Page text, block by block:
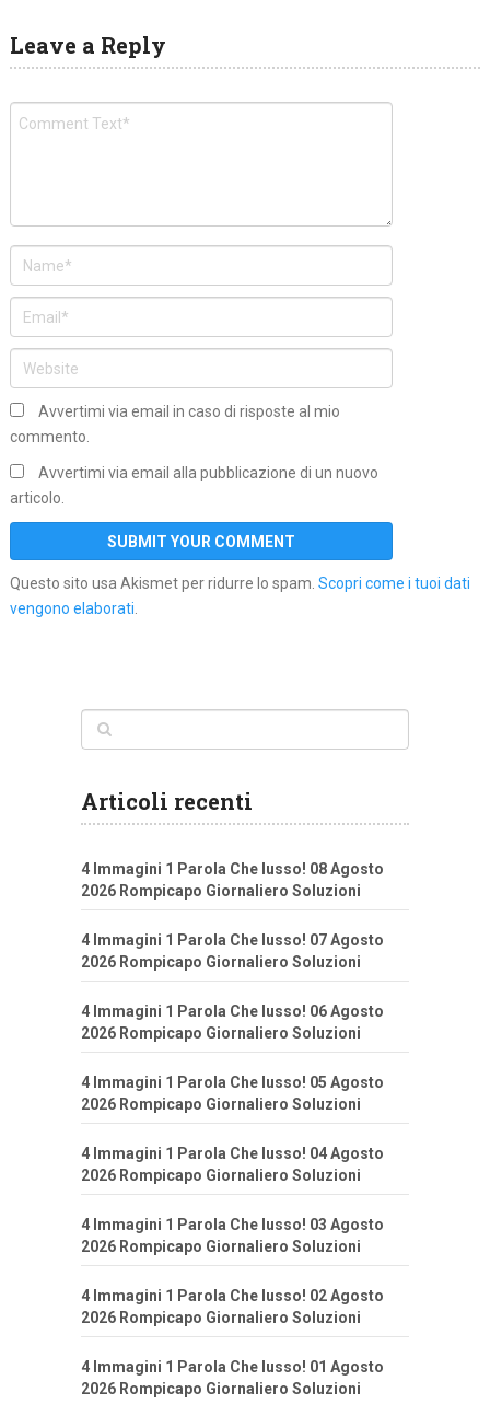
Leave a Reply
Avvertimi via email in caso di risposte al mio
commento.
Avvertimi via email alla pubblicazione di un nuovo
articolo.
Questo sito usa Akismet per ridurre lo spam. Scopri come i tuoi dati
vengono elaborati.
Articoli recenti
4 Immagini 1 Parola Che lusso! 08 Agosto
2026 Rompicapo Giornaliero Soluzioni
4 Immagini 1 Parola Che lusso! 07 Agosto
2026 Rompicapo Giornaliero Soluzioni
4 Immagini 1 Parola Che lusso! 06 Agosto
2026 Rompicapo Giornaliero Soluzioni
4 Immagini 1 Parola Che lusso! 05 Agosto
2026 Rompicapo Giornaliero Soluzioni
4 Immagini 1 Parola Che lusso! 04 Agosto
2026 Rompicapo Giornaliero Soluzioni
4 Immagini 1 Parola Che lusso! 03 Agosto
2026 Rompicapo Giornaliero Soluzioni
4 Immagini 1 Parola Che lusso! 02 Agosto
2026 Rompicapo Giornaliero Soluzioni
4 Immagini 1 Parola Che lusso! 01 Agosto
2026 Rompicapo Giornaliero Soluzioni